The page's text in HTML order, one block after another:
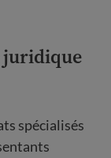
juridique
spécialisés